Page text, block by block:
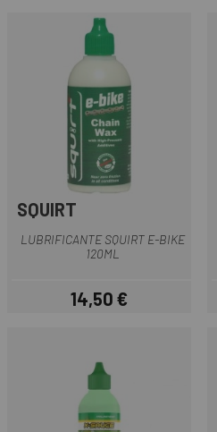
SQUIRT
LUBRIFICANTE SQUIRT E-BIKE
120ML
Prezzo
14,50 €